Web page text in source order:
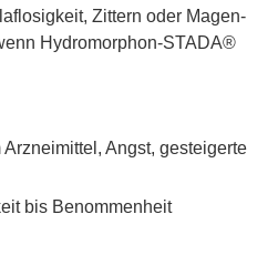
Zittern oder Magen-
Hydromorphon-STADA®
Angst, gesteigerte
bis Benommenheit